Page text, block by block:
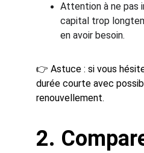
Attention à ne pas
capital trop
en avoir besoin.
👉 Astuce : si vous
durée courte avec
renouvellement.
2.